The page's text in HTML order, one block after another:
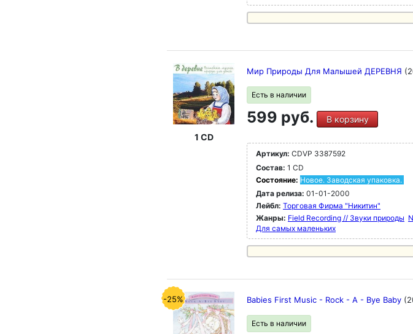
1 CD
Мир Природы Для Малышей ДЕРЕВНЯ
Есть в наличии
599 руб. В корзину
Артикул: CDVP 3387592
Состав: 1 CD
Состояние: Новое. Заводская упаковка.
Дата релиза: 01-01-2000
Лейбл: Торговая Фирма "Никитин"
Жанры: Field Recording // Звуки природы
Для самых маленьких
-25% Babies First Music - Rock - A - Bye Baby
Есть в наличии